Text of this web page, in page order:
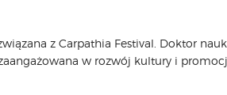
z Carpathia Festival. Doktor
w rozwój kultury i